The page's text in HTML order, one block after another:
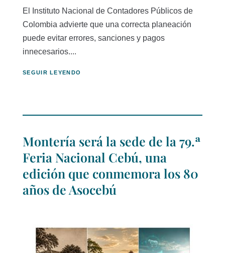
El Instituto Nacional de Contadores Públicos de
Colombia advierte que una correcta planeación
puede evitar errores, sanciones y pagos
innecesarios....
SEGUIR LEYENDO
Montería será la sede de la 79.ª
Feria Nacional Cebú, una
edición que conmemora los 80
años de Asocebú